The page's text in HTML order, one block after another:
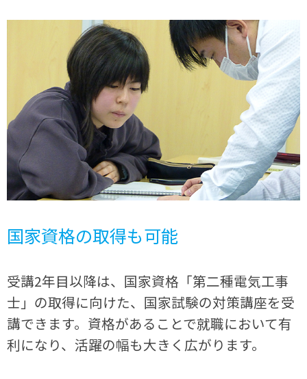
国家資格の取得も可能
受講2年目以降は、国家資格「第二種電気工事
士」の取得に向けた、国家試験の対策講座を受
講できます。資格があることで就職において有
利になり、活躍の幅も大きく広がります。